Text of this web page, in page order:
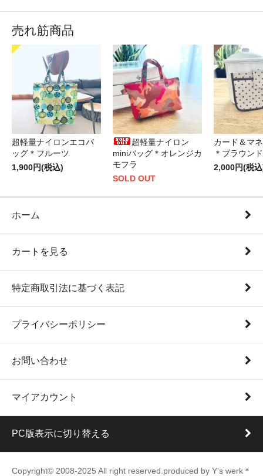
売れ筋商品
超軽量ナイロンエコバ
ッグ＊フルーツ
1,900円(税込)
超軽量ナイロン
miniバッグ＊オレンジカ
モフラ
SOLD OUT
カード＆マ
＊ブラウン
2,000円(税
ホーム
カートを見る
特定商取引法に基づく表記
プライバシーポリシー
お問い合わせ
マイアカウント
PC版表示に切り替える
Copyright© 2008-2025 All right reserved.produced by Y's werk＊